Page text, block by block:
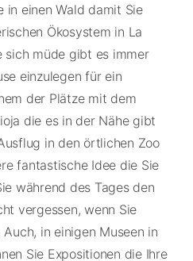
in einen Wald damit Sie
Ökosystem in La
sich müde gibt es immer
einzulegen für ein
der Plätze mit dem
die es in der Nähe gibt
in den örtlichen Zoo
fantastische Idee die Sie
während des Tages den
vergessen, wenn Sie
in einigen Museen in
Sie Expositionen die Ihre